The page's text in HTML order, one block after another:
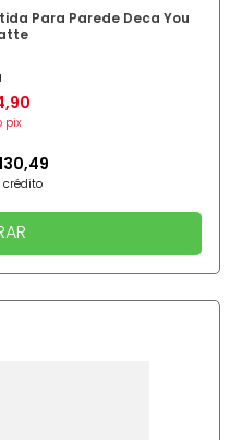
Para Parede Deca You
,90
pix
,49
crédito